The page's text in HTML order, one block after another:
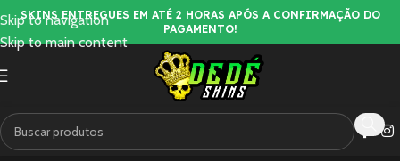
Skip to navigation
Skip to main content
SKINS ENTREGUES EM ATÉ 2 HORAS APÓS A CONFIRMAÇÃO DO
PAGAMENTO!